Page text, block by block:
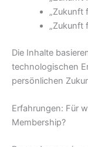
„Zukunft
„Zukunft
Die Inhalte
technologischen
persönlichen
Erfahrungen: Für
Membership?